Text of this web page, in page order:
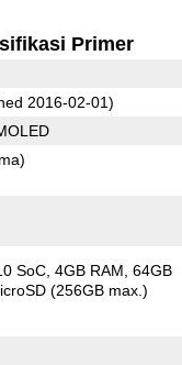
Primer
2016-02-01)
SoC 4GB RAM 64GB
(256GB max.)